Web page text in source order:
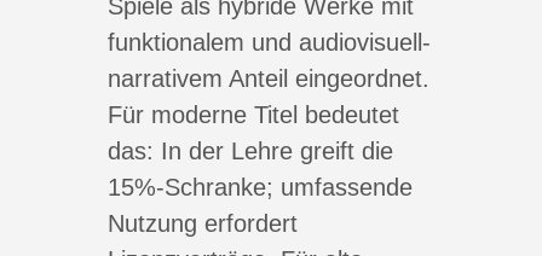
Spiele als hybride Werke mit
funktionalem und audiovisuell-
narrativem Anteil eingeordnet.
Für moderne Titel bedeutet
das: In der Lehre greift die
15%-Schranke; umfassende
Nutzung erfordert